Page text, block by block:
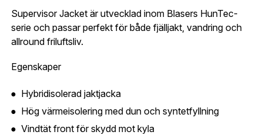
Supervisor Jacket är utvecklad inom Blasers HunTec-
serie och passar perfekt för både fjälljakt, vandring och
allround friluftsliv.
Egenskaper
Hybridisolerad jaktjacka
Hög värmeisolering med dun och syntetfyllning
Vindtät front för skydd mot kyla
Är du en förening eller ett företag? Kontakta
oss så hjälper vi dig att skapa ett konto.
E-post:* (kommer bli ditt användarnamn)
Verifiera e-post:*